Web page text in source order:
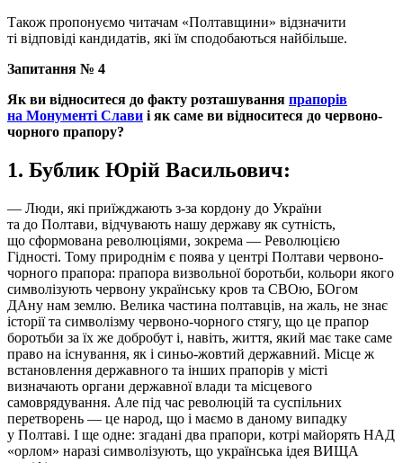
Також пропонуємо читачам «Полтавщини» відзначити
ті відповіді кандидатів, які їм сподобаються найбільше.
Запитання № 4
Як ви відноситеся до факту розташування прапорів
на Монументі Слави і як саме ви відноситеся до червоно-
чорного прапору?
1. Бублик Юрій Васильович:
— Люди, які приїжджають з-за кордону до України
та до Полтави, відчувають нашу державу як сутність,
що сформована революціями, зокрема — Революцією
Гідності. Тому природнім є поява у центрі Полтави червоно-
чорного прапора: прапора визвольної боротьби, кольори якого
символізують червону українську кров та СВОю, БОгом
ДАну нам землю. Велика частина полтавців, на жаль, не знає
історії та символізму червоно-чорного стягу, що це прапор
боротьби за їх же добробут і, навіть, життя, який має таке саме
право на існування, як і синьо-жовтий державний. Місце ж
встановлення державного та інших прапорів у місті
визначають органи державної влади та місцевого
самоврядування. Але під час революцій та суспільних
перетворень — це народ, що і маємо в даному випадку
у Полтаві. І ще одне: згадані два прапори, котрі майорять НАД
«орлом» наразі символізують, що українська ідея ВИЩА